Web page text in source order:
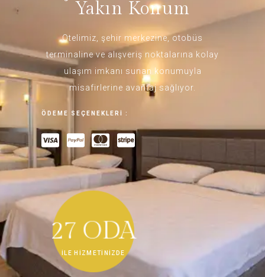
Yakın Konum
Otelimiz, şehir merkezine, otobüs
terminaline ve alışveriş noktalarına kolay
ulaşım imkanı sunan konumuyla
misafirlerine avantaj sağlıyor.
ÖDEME SEÇENEKLERİ :​
27 ODA
İLE HİZMETİNİZDE